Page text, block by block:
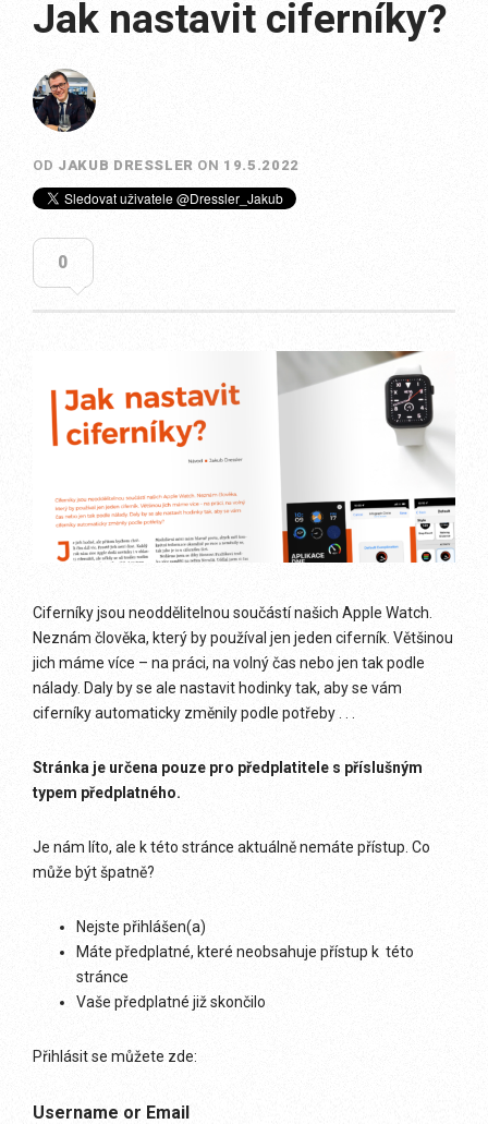
Jak nastavit ciferníky?
OD JAKUB DRESSLER ON 19.5.2022
0
Ciferníky jsou neoddělitelnou součástí našich Apple Watch.
Neznám člověka, který by používal jen jeden ciferník. Většinou
jich máme více – na práci, na volný čas nebo jen tak podle
nálady. Daly by se ale nastavit hodinky tak, aby se vám
ciferníky automaticky změnily podle potřeby . . .
Stránka je určena pouze pro předplatitele s příslušným
typem předplatného.
Je nám líto, ale k této stránce aktuálně nemáte přístup. Co
může být špatně?
Nejste přihlášen(a)
Máte předplatné, které neobsahuje přístup k této
stránce
Vaše předplatné již skončilo
Přihlásit se můžete zde:
Username or Email